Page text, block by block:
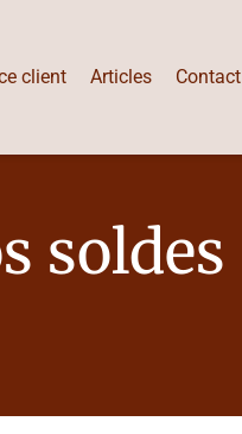
client Articles Contact
soldes